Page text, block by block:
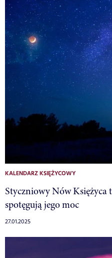
KALENDARZ KSIĘŻYCOWY
Styczniowy Nów Księżyca
spotęgują jego moc
27.01.2025